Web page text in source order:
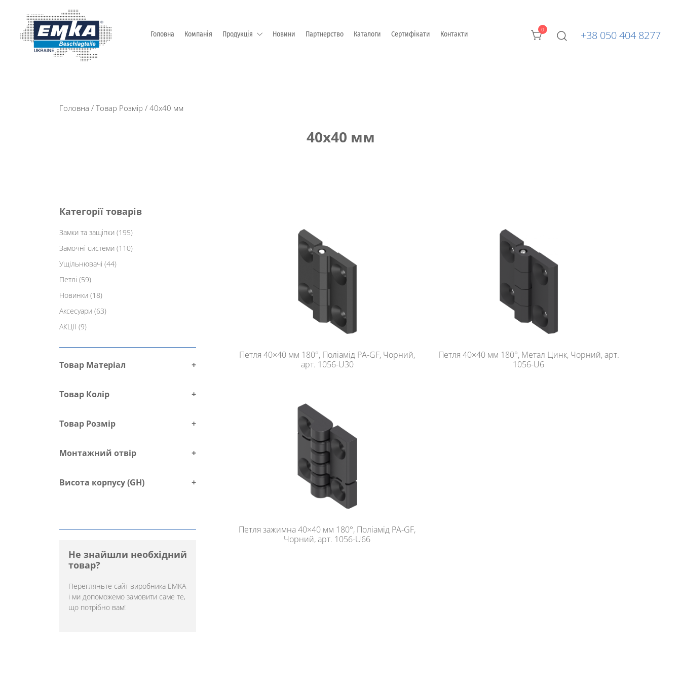
Головна Компанія Продукція Новини Партнерство Каталоги Сертифікати Контакти
0 +38 050 404 8277
Головна / Товар Розмір / 40x40 мм
40x40 мм
Петля 40×40 мм 180°, Поліамід PA-GF, Чорний,
арт. 1056-U30
Петля 40×40 мм 180°, Метал Цинк, Чорний, арт.
1056-U6
Петля зажимна 40×40 мм 180°, Поліамід PA-GF,
Чорний, арт. 1056-U66
Категорії товарів
Замки та защіпки (195)
Замочні системи (110)
Ущільнювачі (44)
Петлі (59)
Новинки (18)
Аксесуари (63)
АКЦІЇ (9)
Товар Матеріал +
Товар Колір +
Товар Розмір +
Монтажний отвір +
Висота корпусу (GH) +
Не знайшли необхідний
товар?
Перегляньте сайт виробника EMKA
і ми допоможемо замовити саме те,
що потрібно вам!